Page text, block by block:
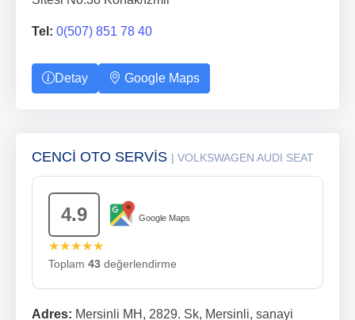
Tel: 0(507) 851 78 40
Detay Google Maps
CENCİ OTO SERVİS | VOLKSWAGEN AUDI SEAT
4.9 Google Maps
★★★★★
Toplam 43 değerlendirme
Adres: Mersinli MH, 2829. Sk, Mersinli, sanayi